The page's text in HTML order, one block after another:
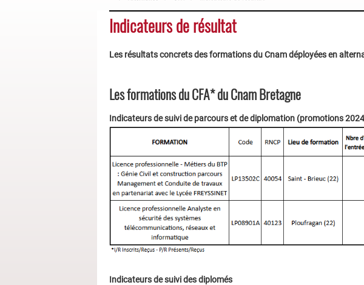
Indicateurs de résultat
Les résultats concrets des formations du Cnam déployées en
Les formations du CFA* du Cnam Bretagne
Indicateurs de suivi de parcours et de diplomation (promotions
Indicateurs de suivi des diplomés